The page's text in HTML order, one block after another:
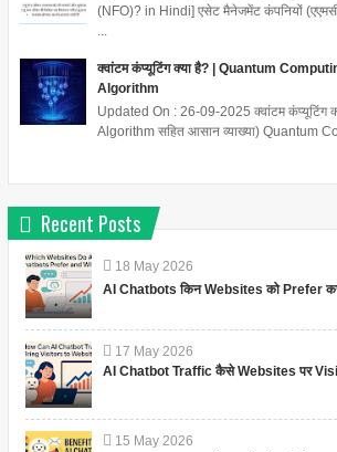
(NFO)? in Hindi] एसेट मैनेजमेंट कंपनियों
क्वांटम कंप्यूटिंग क्या है? | Quantum
Algorithm
Updated On : 26-09-2025 क्वांटम कंप्यूटिंग
Algorithm सहित आसान व्याख्या) Quantum
Recent Posts
18 May 2026
AI Chatbots किन Websites को Prefer
17 May 2026
AI Chatbot Traffic कैसे Websites पर
15 May 2026